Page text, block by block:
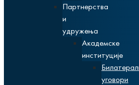
Партнерства
и
удружења
Академске
институције
уговори